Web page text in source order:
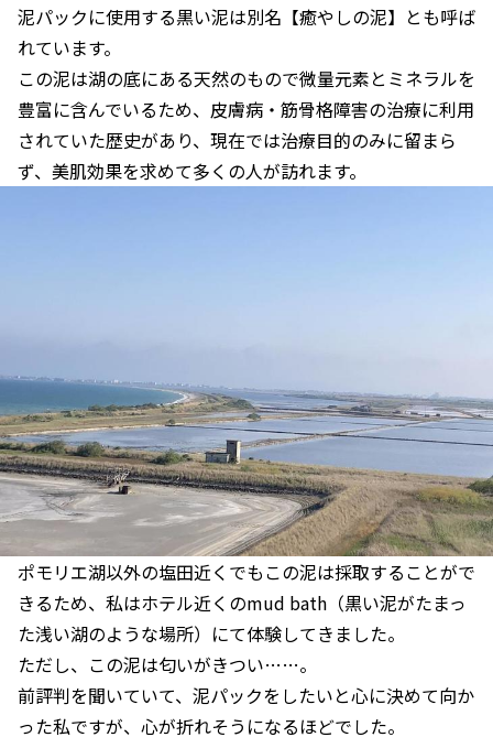
泥パックに使用する黒い泥は別名【癒やしの泥】とも呼ば
れています。
この泥は湖の底にある天然のもので微量元素とミネラルを
豊富に含んでいるため、皮膚病・筋骨格障害の治療に利用
されていた歴史があり、現在では治療目的のみに留まら
ず、美肌効果を求めて多くの人が訪れます。
ポモリエ湖以外の塩田近くでもこの泥は採取することがで
きるため、私はホテル近くのmud bath（黒い泥がたまっ
た浅い湖のような場所）にて体験してきました。
ただし、この泥は匂いがきつい……。
前評判を聞いていて、泥パックをしたいと心に決めて向か
った私ですが、心が折れそうになるほどでした。